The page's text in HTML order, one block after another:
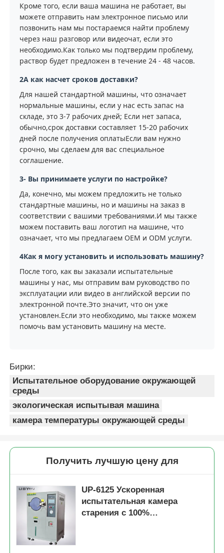
Кроме того, если ваша машина не работает, вы
можете отправить нам электронное письмо или
позвонить нам мы постараемся найти проблему
через наш разговор или видеочат, если это
необходимо.Как только мы подтвердим проблему,
раствор будет предложен в течение 24 - 48 часов.
2А как насчет сроков доставки?
Для нашей стандартной машины, что означает
нормальные машины, если у нас есть запас на
складе, это 3-7 рабочих дней; Если нет запаса,
обычно,срок доставки составляет 15-20 рабочих
дней после получения оплатыЕсли вам нужно
срочно, мы сделаем для вас специальное
соглашение.
3- Вы принимаете услуги по настройке?
Да, конечно, мы можем предложить не только
стандартные машины, но и машины на заказ в
соответствии с вашими требованиями.И мы также
можем поставить ваш логотип на машине, что
означает, что мы предлагаем OEM и ODM услуги.
4Как я могу установить и использовать машину?
После того, как вы заказали испытательные
машины у нас, мы отправим вам руководство по
эксплуатации или видео в английской версии по
электронной почте.Это значит, что он уже
установлен.Если это необходимо, мы также можем
помочь вам установить машину на месте.
Бирки:
Испытательное оборудование окружающей
среды
экологическая испытывая машина
камера температуры окружающей среды
Получить лучшую цену для
UP-6125 Ускоренная
испытательная камера
старения с 100%